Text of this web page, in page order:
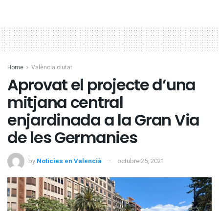
Home València ciutat
Aprovat el projecte d’una
mitjana central
enjardinada a la Gran Via
de les Germanies
by Noticies en Valencià octubre 25, 2021